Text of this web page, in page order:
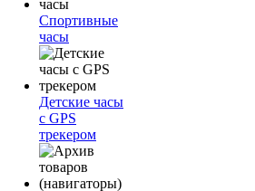
Спортивные
часы
Детские часы
с GPS
трекером